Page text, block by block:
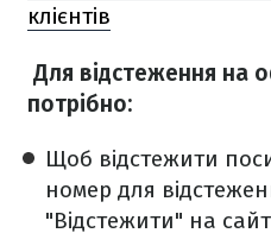
клієнтів
Для відстеження на
потрібно:
Щоб відстежити
номер для
"Відстежити" на